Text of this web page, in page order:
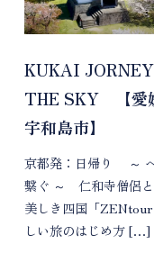
KUKAI
THE SKY 【愛
宇和島市】
京都発：日帰り ～
繋ぐ ～ 仁和寺僧侶と
美しき四国「
しい旅のはじめ方 […]